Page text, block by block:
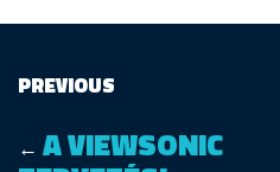
PREVIOUS
← A VIEWSONIC